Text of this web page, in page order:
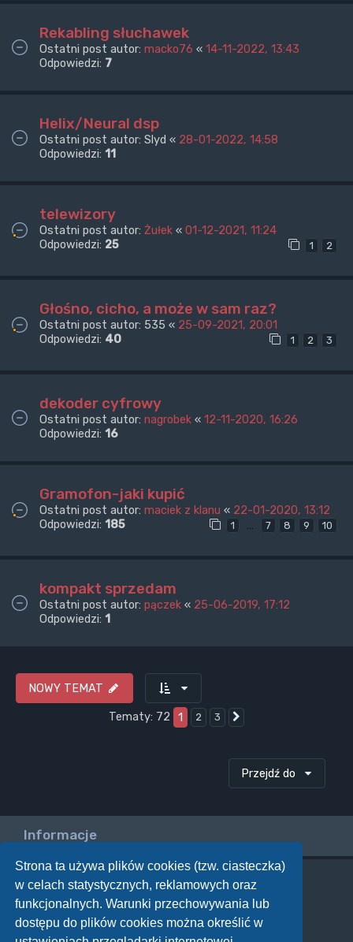
Strona ta używa plików cookies (tzw. ciasteczka)
w celach statystycznych, reklamowych oraz
funkcjonalnych. Warunki przechowywania lub
dostępu do plików cookies można określić w
Rekabling słuchawek
Ostatni post autor: macko76 « 14-11-2022, 13:43
Odpowiedzi: 7
Helix/Neural dsp
Ostatni post autor: Slyd « 28-01-2022, 14:58
Odpowiedzi: 11
telewizory
Ostatni post autor: Żułek « 01-12-2021, 11:24
Odpowiedzi: 25 1 2
Głośno, cicho, a może w sam raz?
Ostatni post autor: 535 « 25-09-2021, 20:01
Odpowiedzi: 40 1 2 3
dekoder cyfrowy
Ostatni post autor: nagrobek « 12-11-2020, 16:26
Odpowiedzi: 16
Gramofon-jaki kupić
Ostatni post autor: maciek z klanu « 22-01-2020, 13:12
Odpowiedzi: 185 1 … 7 8 9 10
kompakt sprzedam
Ostatni post autor: pączek « 25-06-2019, 17:12
Odpowiedzi: 1
NOWY TEMAT
Tematy: 72
1 2 3
Przejdź do
Informacje
Twoje uprawnienia na tym forum
Nie możesztworzyć nowych tematów
Nie możeszodpowiadać w tematach